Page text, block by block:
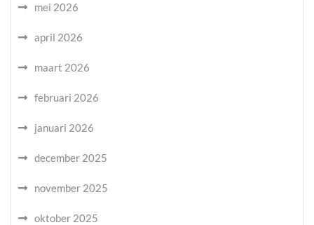
mei 2026
april 2026
maart 2026
februari 2026
januari 2026
december 2025
november 2025
oktober 2025